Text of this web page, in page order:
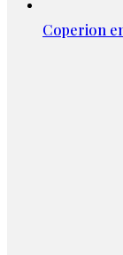
Coperion